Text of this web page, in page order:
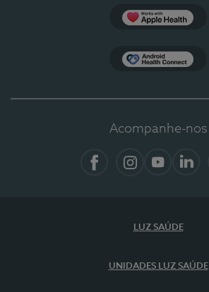
Acompanhe-nos
LUZ SAÚDE
UNIDADES LUZ SAÚDE